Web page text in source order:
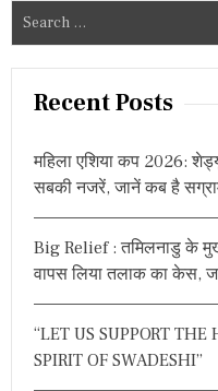
e
a
Recent Posts
महिला एशिया कप 2026:
सबकी नजरें, जानें कब है
Big Relief : तमिलनाडु के
वापस लिया तलाक का केस,
“LET US SUPPORT
SPIRIT OF SWADESHI”